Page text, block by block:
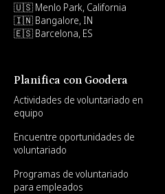
🇺🇸 Menlo Park, California
🇮🇳 Bangalore, IN
🇪🇸 Barcelona, ES
Planifica con Goodera
Actividades de voluntariado en
equipo
Encuentre oportunidades de
voluntariado
Programas de voluntariado
para empleados